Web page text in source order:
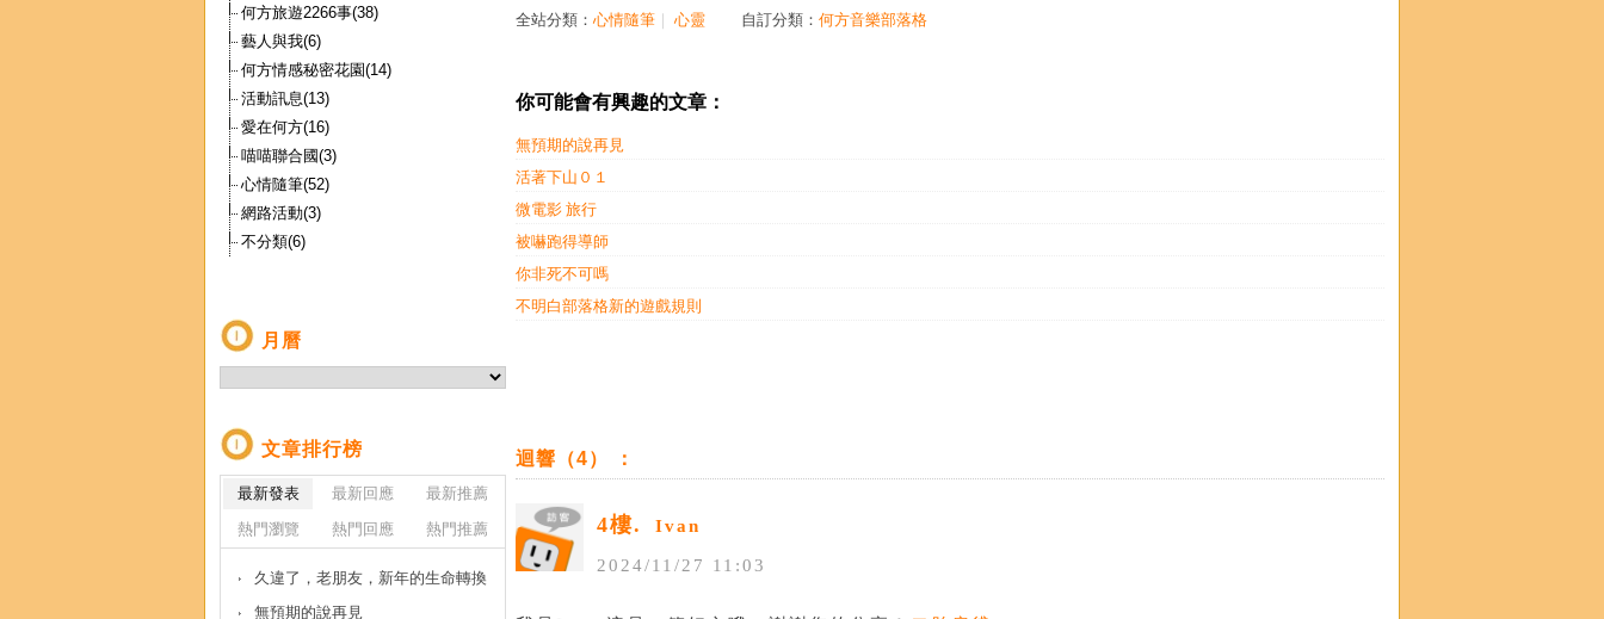
全站分類： 心情隨筆 心靈 自訂分類： 何方音樂部落格
你可能會有興趣的文章：
無預期的說再見
活著下山０１
微電影 旅行
被嚇跑得導師
你非死不可嗎
不明白部落格新的遊戲規則
迴響（4） ：
4樓. Ivan
2024/11 /27 11 :03
何方旅遊2266事(38)
藝人與我(6)
何方情感秘密花園(14)
活動訊息(13)
愛在何方(16)
喵喵聯合國(3)
心情隨筆(52)
網路活動(3)
不分類(6)
月曆
文章排行榜
最新發表 最新回應
最新推薦
熱門瀏覽
熱門回應 熱門推薦
久違了，老朋友，新年的生命轉換
無預期的說再見